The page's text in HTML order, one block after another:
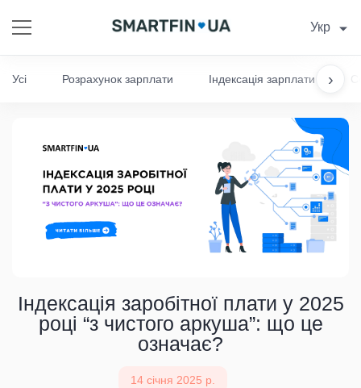
Укр
›
Усі Розрахунок зарплати Індексація зарплати
Індексація заробітної плати у 2025
році “з чистого аркуша”: що це
означає?
14 січня 2025 р.